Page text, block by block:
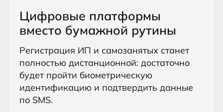
Цифровые платформы
вместо бумажной рутины
Регистрация ИП и самозанятых станет
полностью дистанционной: достаточно
будет пройти биометрическую
идентификацию и подтвердить данные
по SMS.